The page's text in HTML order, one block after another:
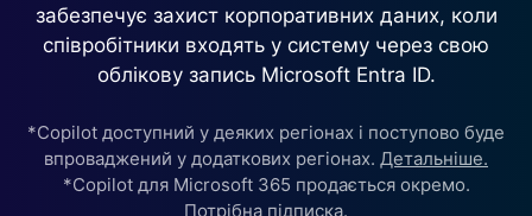
забезпечує захист корпоративних даних, коли
співробітники входять у систему через свою
облікову запись Microsoft Entra ID.
*Copilot доступний у деяких регіонах і поступово буде
впроваджений у додаткових регіонах. Детальніше.
*Copilot для Microsoft 365 продається окремо.
Потрібна підписка.